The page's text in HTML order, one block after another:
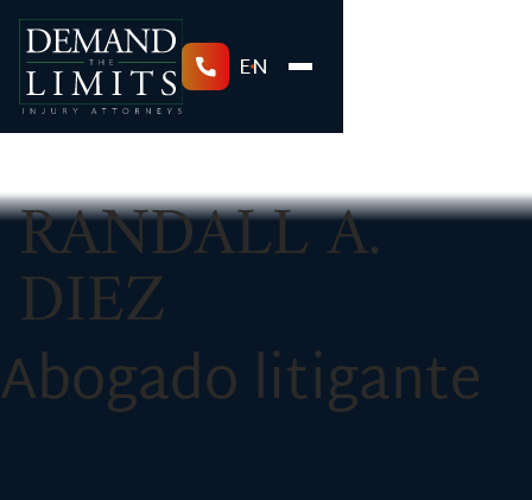
EN
RANDALL A.
DIEZ
Abogado litigante